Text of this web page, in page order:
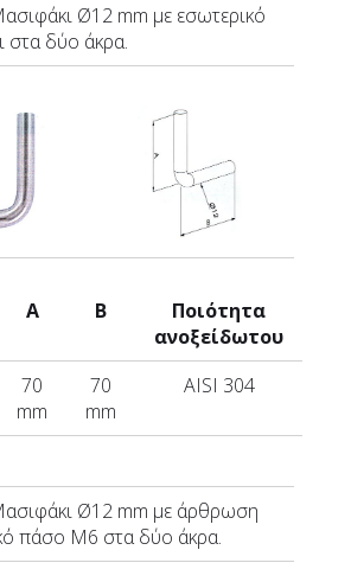
Ø12 mm με εσωτερικό
δύο άκρα.
A B
Ποιότητα
ανοξείδωτου
70
mm
70
mm
AISI 304
Ø12 mm με άρθρωση
πάσο Μ6 στα δύο άκρα.